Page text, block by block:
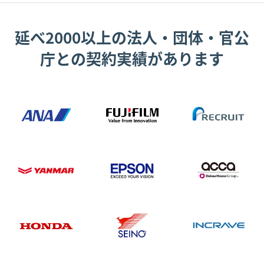
延べ2000以上の法人・団体・官公
庁との契約実績があります